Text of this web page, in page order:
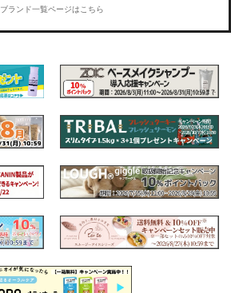
ブランド一覧ページはこちら